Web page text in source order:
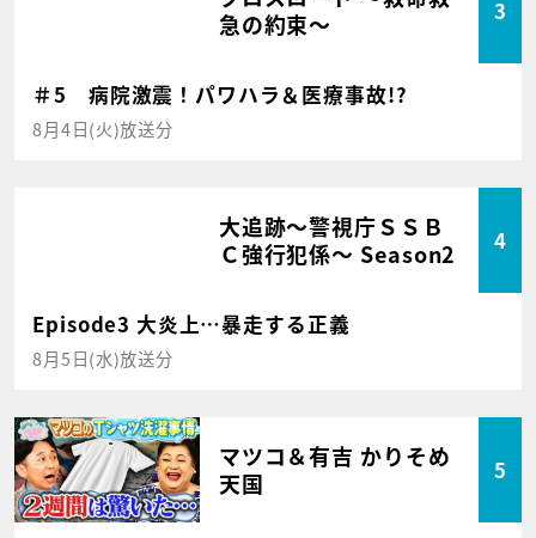
急の約束～
3
＃5 病院激震！パワハラ＆医療事故!?
8月4日(火)放送分
大追跡～警視庁ＳＳＢ
Ｃ強行犯係～ Season2
4
Episode3 大炎上…暴走する正義
8月5日(水)放送分
マツコ＆有吉 かりそめ
天国
5